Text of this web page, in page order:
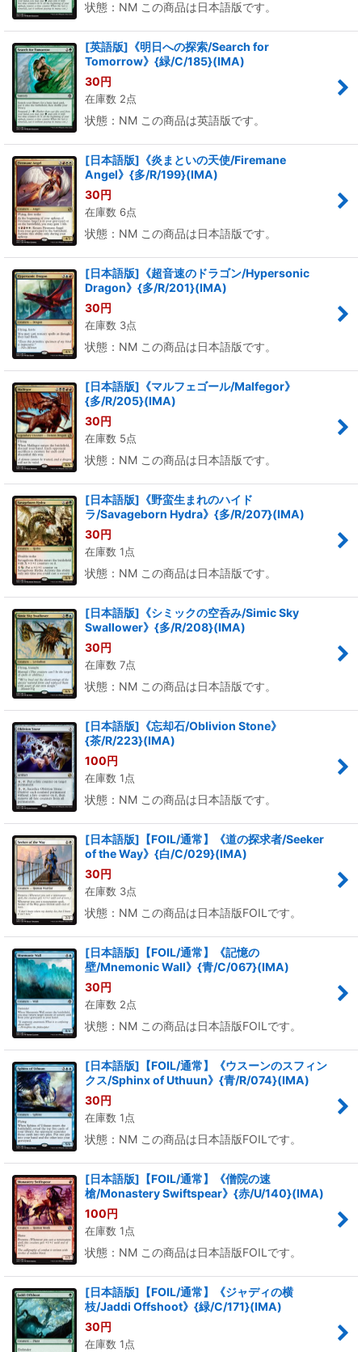
状態：NM この商品は日本語版です。
[英語版]《明日への探索/Search for
Tomorrow》{緑/C/185}(IMA)
30円
在庫数 2点
状態：NM この商品は英語版です。
[日本語版]《炎まといの天使/Firemane
Angel》{多/R/199}(IMA)
30円
在庫数 6点
状態：NM この商品は日本語版です。
[日本語版]《超音速のドラゴン/Hypersonic
Dragon》{多/R/201}(IMA)
30円
在庫数 3点
状態：NM この商品は日本語版です。
[日本語版]《マルフェゴール/Malfegor》
{多/R/205}(IMA)
30円
在庫数 5点
状態：NM この商品は日本語版です。
[日本語版]《野蛮生まれのハイド
ラ/Savageborn Hydra》{多/R/207}(IMA)
30円
在庫数 1点
状態：NM この商品は日本語版です。
[日本語版]《シミックの空呑み/Simic Sky
Swallower》{多/R/208}(IMA)
30円
在庫数 7点
状態：NM この商品は日本語版です。
[日本語版]《忘却石/Oblivion Stone》
{茶/R/223}(IMA)
100円
在庫数 1点
状態：NM この商品は日本語版です。
[日本語版]【FOIL/通常】《道の探求者/Seeker
of the Way》{白/C/029}(IMA)
30円
在庫数 3点
状態：NM この商品は日本語版FOILです。
[日本語版]【FOIL/通常】《記憶の
壁/Mnemonic Wall》{青/C/067}(IMA)
30円
在庫数 2点
状態：NM この商品は日本語版FOILです。
[日本語版]【FOIL/通常】《ウスーンのスフィン
クス/Sphinx of Uthuun》{青/R/074}(IMA)
30円
在庫数 1点
状態：NM この商品は日本語版FOILです。
[日本語版]【FOIL/通常】《僧院の速
槍/Monastery Swiftspear》{赤/U/140}(IMA)
100円
在庫数 1点
状態：NM この商品は日本語版FOILです。
[日本語版]【FOIL/通常】《ジャディの横
枝/Jaddi Offshoot》{緑/C/171}(IMA)
30円
在庫数 1点